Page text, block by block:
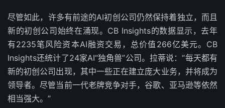
尽管如此，许多有前途的AI初创公司仍然保持着独立，而且
新的初创公司始终在涌现。CB Insights的数据显示，去年
有2235笔风险资本AI融资交易，总价值266亿美元。CB
Insights还统计了24家AI“独角兽”公司。拉蒂说：“每天都有
新的初创公司出现，其中一些正在建立庞大业务，并将成为
领导者。尽管当前一代老牌竞争对手，谷歌、亚马逊等依然
相当强大。”